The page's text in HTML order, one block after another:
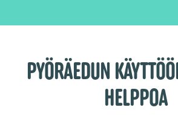
PYÖRÄEDUN
HELPPOA